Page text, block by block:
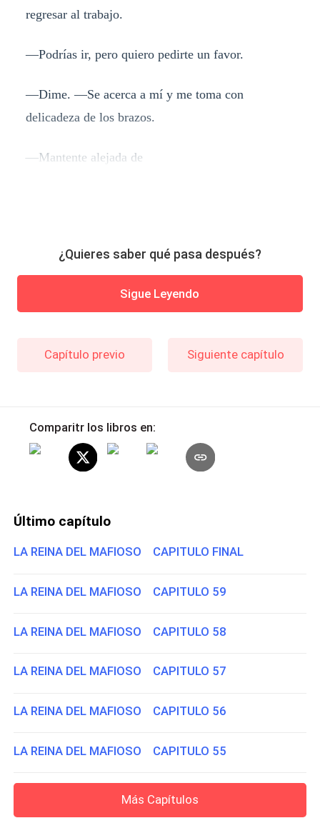
regresar al trabajo.
—Podrías ir, pero quiero pedirte un favor.
—Dime. —Se acerca a mí y me toma con
delicadeza de los brazos.
—Mantente alejada de
¿Quieres saber qué pasa después?
Sigue Leyendo
Capítulo previo Siguiente capítulo
Comparitr los libros en:
Último capítulo
LA REINA DEL MAFIOSO CAPITULO FINAL
LA REINA DEL MAFIOSO CAPITULO 59
LA REINA DEL MAFIOSO CAPITULO 58
LA REINA DEL MAFIOSO CAPITULO 57
LA REINA DEL MAFIOSO CAPITULO 56
LA REINA DEL MAFIOSO CAPITULO 55
Más Capítulos